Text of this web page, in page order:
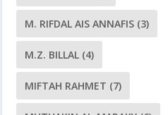
M. RIFDAL AIS ANNAFIS (3)
M.Z. BILLAL (4)
MIFTAH RAHMET (7)